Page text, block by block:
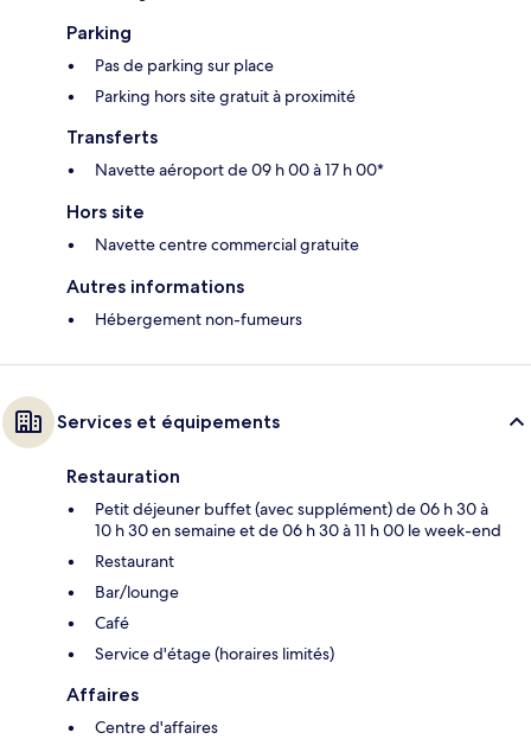
Parking
Pas de parking sur place
Parking hors site gratuit à proximité
Transferts
Navette aéroport de 09 h 00 à 17 h 00*
Hors site
Navette centre commercial gratuite
Autres informations
Hébergement non-fumeurs
Services et équipements
Restauration
Petit déjeuner buffet (avec supplément) de 06 h 30 à
10 h 30 en semaine et de 06 h 30 à 11 h 00 le week-end
Restaurant
Bar/lounge
Café
Service d'étage (horaires limités)
Affaires
Centre d'affaires